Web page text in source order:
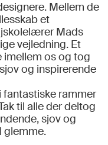
Mellem de
et
Mads
vejledning. Et
os og tog
og inspirerende
rammer
til alle der deltog
sjov og
glemme.